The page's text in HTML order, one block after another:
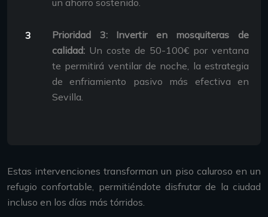
un ahorro sostenido.
Prioridad 3: Invertir en mosquiteras de
calidad: Un coste de 50-100€ por ventana
te permitirá ventilar de noche, la estrategia
de enfriamiento pasivo más efectiva en
Sevilla.
Estas intervenciones transforman un piso caluroso en un
refugio confortable, permitiéndote disfrutar de la ciudad
incluso en los días más tórridos.